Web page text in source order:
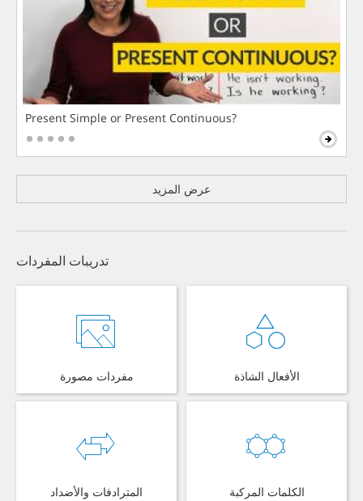
Present Simple or Present Continuous?
عرض المزيد
تدريبات المفردات
مفردات مصورة الأفعال الشاذة
المترادفات والأضداد الكلمات المركبة